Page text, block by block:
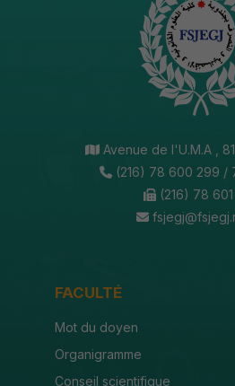
Avenue de l'U.M.A ,
(216) 78 600 299 /
(216) 78 601
FACULTÉ
Mot du doyen
Organigramme
Conseil scientifique